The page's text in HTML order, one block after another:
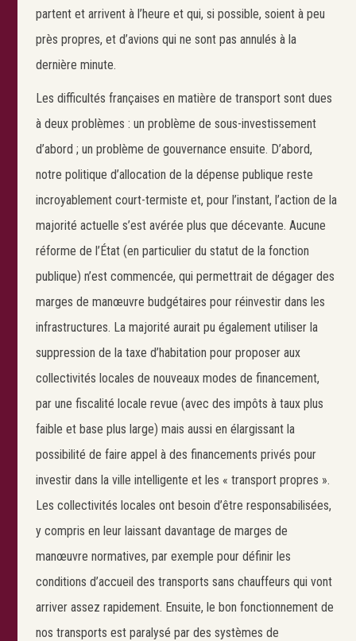
partent et arrivent à l’heure et qui, si possible, soient à peu
près propres, et d’avions qui ne sont pas annulés à la
dernière minute.
Les difficultés françaises en matière de transport sont dues
à deux problèmes : un problème de sous-investissement
d’abord ; un problème de gouvernance ensuite. D’abord,
notre politique d’allocation de la dépense publique reste
incroyablement court-termiste et, pour l’instant, l’action de la
majorité actuelle s’est avérée plus que décevante. Aucune
réforme de l’État (en particulier du statut de la fonction
publique) n’est commencée, qui permettrait de dégager des
marges de manœuvre budgétaires pour réinvestir dans les
infrastructures. La majorité aurait pu également utiliser la
suppression de la taxe d’habitation pour proposer aux
collectivités locales de nouveaux modes de financement,
par une fiscalité locale revue (avec des impôts à taux plus
faible et base plus large) mais aussi en élargissant la
possibilité de faire appel à des financements privés pour
investir dans la ville intelligente et les « transport propres ».
Les collectivités locales ont besoin d’être responsabilisées,
y compris en leur laissant davantage de marges de
manœuvre normatives, par exemple pour définir les
conditions d’accueil des transports sans chauffeurs qui vont
arriver assez rapidement. Ensuite, le bon fonctionnement de
nos transports est paralysé par des systèmes de
Search
Rechercher